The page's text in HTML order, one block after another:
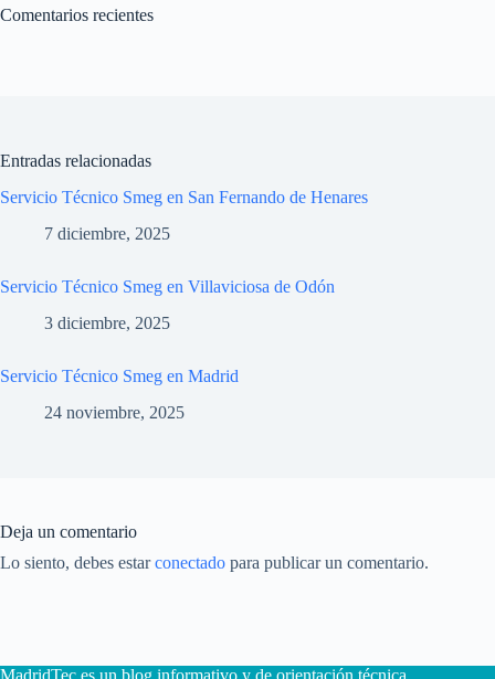
Comentarios recientes
Entradas relacionadas
Servicio Técnico Smeg en San Fernando de Henares
7 diciembre, 2025
Servicio Técnico Smeg en Villaviciosa de Odón
3 diciembre, 2025
Servicio Técnico Smeg en Madrid
24 noviembre, 2025
Deja un comentario
Lo siento, debes estarconectado para publicar un comentario.
MadridTec es un blog informativo y de orientación técnica